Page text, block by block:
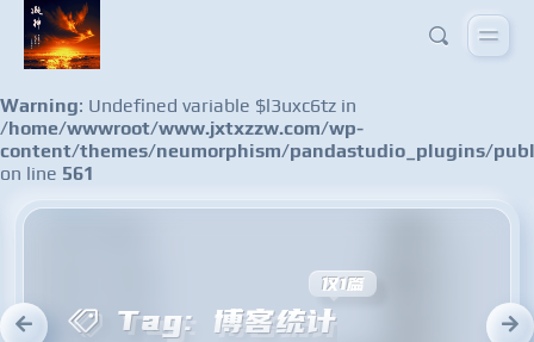
Warning: Undefined variable $l3uxc6tz in
/home/wwwroot/www.jxtxzzw.com/wp-
content/themes/neumorphism/pandastudio_plugins/
on line 561